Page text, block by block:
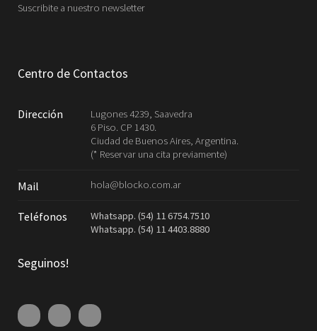
Suscribite a nuestro newsletter
Centro de Contactos
Dirección
Lugones 4239, Saavedra
6 Piso. CP 1430.
Ciudad de Buenos Aires, Argentina.
(* Reservar una cita previamente)
Mail hola@blocko.com.ar
Teléfonos
Whatsapp. (54) 11 6754.7510
Whatsapp. (54) 11 4403.8880
Seguinos!